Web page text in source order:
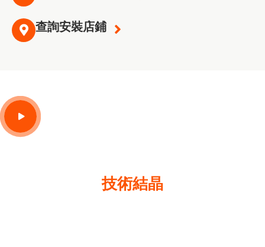
查詢安裝店鋪
技術結晶